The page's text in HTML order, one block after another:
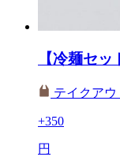
【冷麺セ
テイクアウ
+350
円